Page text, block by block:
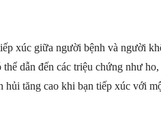
xúc giữa người bệnh và người
dẫn đến các triệu chứng như ho,
hủi tăng cao khi bạn tiếp xúc với